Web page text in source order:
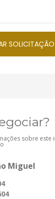
sobre este
Miguel